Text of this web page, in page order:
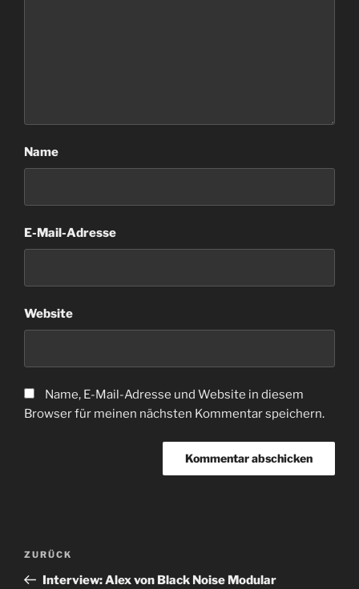
Name
E-Mail-Adresse
Website
Name, E-Mail-Adresse und Website in diesem
Browser für meinen nächsten Kommentar speichern.
Beitragsnavigation
Vorheriger
Beitrag
ZURÜCK
Interview: Alex von Black Noise Modular